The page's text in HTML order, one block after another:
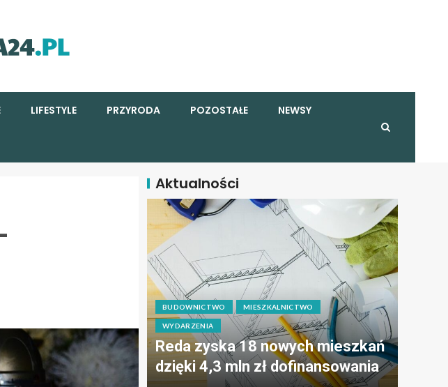
LIFESTYLE PRZYRODA POZOSTAŁE NEWSY
Aktualności
BUDOWNICTWO MIESZKALNICTWO
WYDARZENIA
Reda zyska 18 nowych mieszkań
dzięki 4,3 mln zł dofinansowania